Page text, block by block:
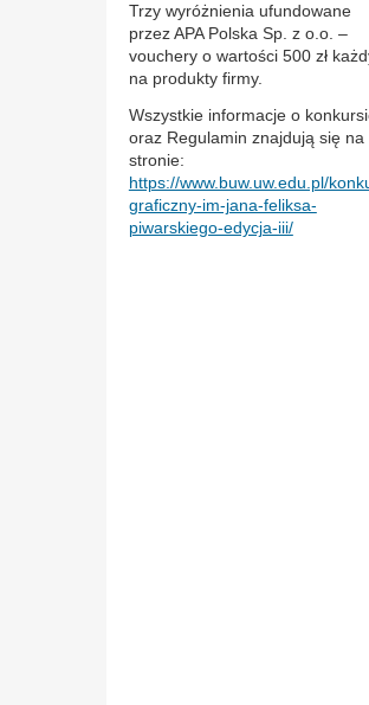
Trzy wyróżnienia ufundowane
przez APA Polska Sp. z o.o. –
vouchery o wartości 500 zł
na produkty firmy.
Wszystkie informacje o
oraz Regulamin znajdują się na
stronie:
https://www.buw.uw.edu.pl/
graficzny-im-jana-feliksa-
piwarskiego-edycja-iii/